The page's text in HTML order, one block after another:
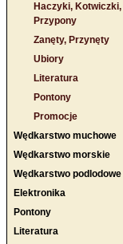
Haczyki, Kotwiczki,
Przypony
Zanęty, Przynęty
Ubiory
Literatura
Pontony
Promocje
Wędkarstwo muchowe
Wędkarstwo morskie
Wędkarstwo podlodowe
Elektronika
Pontony
Literatura